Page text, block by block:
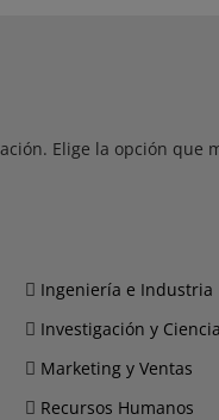
Elige la opción que
Ingeniería e Industria
Investigación y Ciencia
Marketing y Ventas
Recursos Humanos